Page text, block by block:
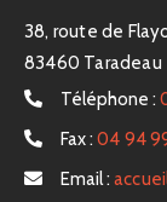
38, route de
83460 Taradeau
Téléphone :
Fax : 04 94
Email :